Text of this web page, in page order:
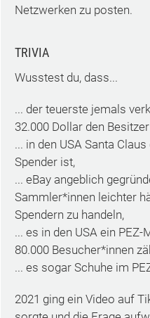
Netzwerken zu posten.
TRIVIA
Wusstest du, dass...
... der teuerste jemals
32.000 Dollar den
... in den USA Santa
Spender ist,
... eBay angeblich
Sammler*innen leichter
Spendern zu handeln,
... es in den USA ein
80.000 Besucher*innen
... es sogar Schuhe im
2021 ging ein Video auf